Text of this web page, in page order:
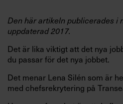
Den här artikeln publicerades i
uppdaterad 2017.
Det är lika viktigt att det nya
du passar för det nya jobbet.
Det menar Lena Silén som är
med chefsrekrytering på